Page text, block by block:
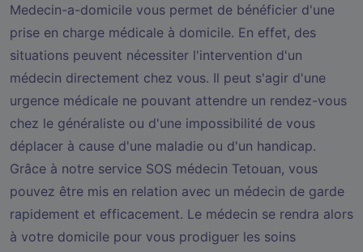
Medecin-a-domicile vous permet de bénéficier d'une
prise en charge médicale à domicile. En effet, des
situations peuvent nécessiter l'intervention d'un
médecin directement chez vous. Il peut s'agir d'une
urgence médicale ne pouvant attendre un rendez-vous
chez le généraliste ou d'une impossibilité de vous
déplacer à cause d'une maladie ou d'un handicap.
Grâce à notre service SOS médecin Tetouan, vous
pouvez être mis en relation avec un médecin de garde
rapidement et efficacement. Le médecin se rendra alors
à votre domicile pour vous prodiguer les soins